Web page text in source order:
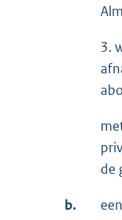
3.
de
b.